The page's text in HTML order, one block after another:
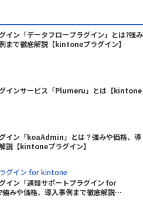
ン「データフロープラグイン」とは?強み
まで徹底解説【kintoneプラグイン】
インサービス「Plumeru」とは【kintone
イン「koaAdmin」とは？強みや価格、導
説【kintoneプラグイン】
グイン for kintone
イン「通知サポートプラグイン for
みや価格、導入事例まで徹底解説